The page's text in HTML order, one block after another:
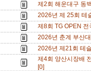
제2회 해운대구 동
2026년 제 25회 테
제8회 TG OPEN
2026년 춘계 부산
2026년 제21회 테
제4회 양산시장배
[0]